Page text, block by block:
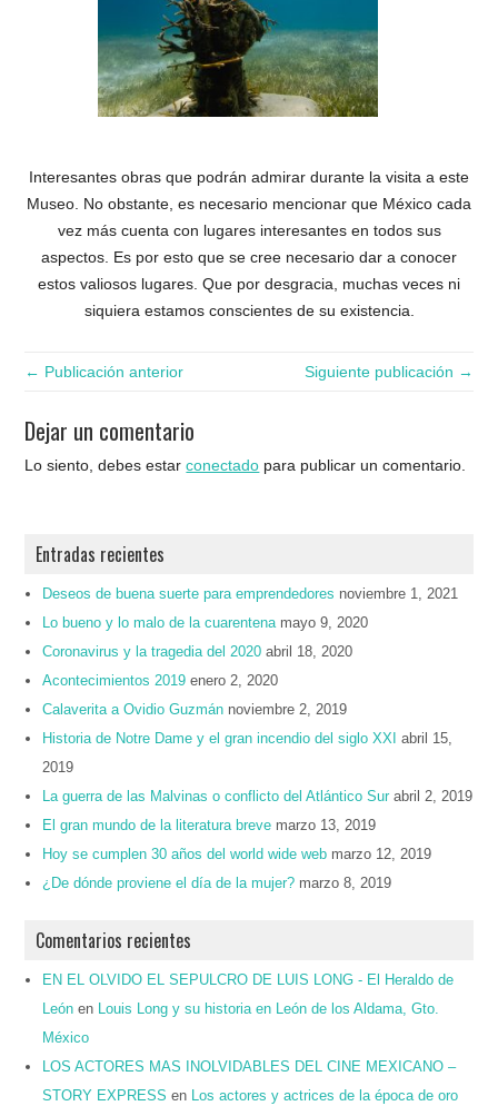
Interesantes obras que podrán admirar durante la visita a este
Museo. No obstante, es necesario mencionar que México cada
vez más cuenta con lugares interesantes en todos sus
aspectos. Es por esto que se cree necesario dar a conocer
estos valiosos lugares. Que por desgracia, muchas veces ni
siquiera estamos conscientes de su existencia.
← Publicación anterior Siguiente publicación →
Dejar un comentario
Lo siento, debes estarconectado para publicar un comentario.
Entradas recientes
Deseos de buena suerte para emprendedores noviembre 1, 2021
Lo bueno y lo malo de la cuarentena mayo 9, 2020
Coronavirus y la tragedia del 2020 abril 18, 2020
Acontecimientos 2019 enero 2, 2020
Calaverita a Ovidio Guzmán noviembre 2, 2019
Historia de Notre Dame y el gran incendio del siglo XXI abril 15,
2019
La guerra de las Malvinas o conflicto del Atlántico Sur abril 2, 2019
El gran mundo de la literatura breve marzo 13, 2019
Hoy se cumplen 30 años del world wide web marzo 12, 2019
¿De dónde proviene el día de la mujer? marzo 8, 2019
Comentarios recientes
EN EL OLVIDO EL SEPULCRO DE LUIS LONG - El Heraldo de
León en Louis Long y su historia en León de los Aldama, Gto.
México
LOS ACTORES MAS INOLVIDABLES DEL CINE MEXICANO –
STORY EXPRESS en Los actores y actrices de la época de oro